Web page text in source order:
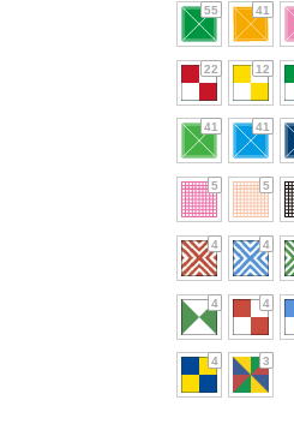
55 41
22 12
41 41
5 5
4 4
4 4
4 3